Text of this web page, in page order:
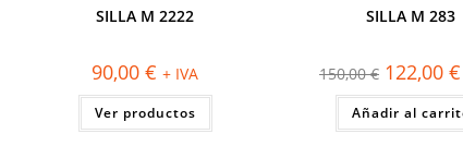
SILLA M 2222
90,00 € + IVA
Ver productos
SILLA M 283
150,00€ El
precio
original
era:
150,00 €.
122,00 €
Añadir al